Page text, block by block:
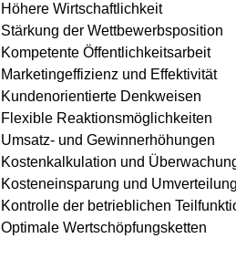
Höhere Wirtschaftlichkeit
Stärkung der Wettbewerbsposition
Kompetente Öffentlichkeitsarbeit
Marketingeffizienz und Effektivität
Kundenorientierte Denkweisen
Flexible Reaktionsmöglichkeiten
Umsatz- und Gewinnerhöhungen
Kostenkalkulation und
Kosteneinsparung und Umverteilung
Kontrolle der betrieblichen
Optimale Wertschöpfungsketten